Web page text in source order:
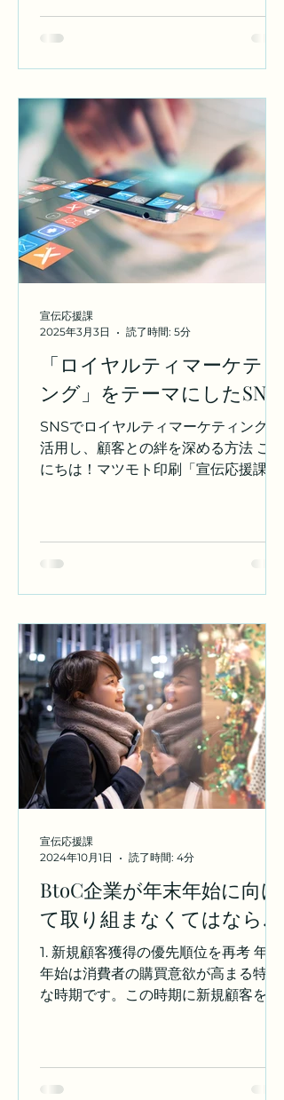
ベントです。 今回は、私たちがなぜ
案するのか、その理由と可能性を語ら
せてください！ 【1】商品ではなく“体
験＝シーン”が売れる時代。 今の消費
者は、ただ「モノを買う」のではな
く、「共感できるストーリー」や「推
しとつながる場」すなわち「コト」を
求めています。 マツモト印刷宣伝応援
課が提案するサブカルイベントには、
✔好きなキャラクターと一緒に楽しむ
り入れた拡散✔日常を忘れて没入でき
感情に訴える力」があります。 この体
験の中に自社の商品やブランドを自然
く“推したくなる商品”へと昇華できま
す。 【2】推し活 × 消費行動＝最強の
購買モチベ
「ロイヤルティマーケティ
ング」をテーマにしたSNS
活用法
SNSでロイヤルティマーケティングを
活用し、顧客との絆を深める方法 こん
にちは！マツモト印刷「宣伝応援課」
に対する長期的な関係を築くための戦
く、顧客が繰り返し自社の商品やサー
ビスを選んでくれるように仕掛けてい
くことがポイントです。SNSを使うこ
とで、より親近感を持たせ、顧客との
絆を深めることができます。それで
は、どのように実践すれば良いのでし
ょうか？ 1. ブランドストーリーをSNS
で伝える まず、SNSでブランドのスト
ーリーを伝えることが、ロイヤルティ
情報を発信するだけではなく、なぜそ
を込めているのか、ブランドの歴史や
背景を共有することで、お客様は感情
例えば、マツモト印刷では、環境に優
しい印刷技術を取り入れているという
背景があります。これ
宣伝応援課
2025年3月3日
読了時間: 5分
BtoC企業が年末年始に向け
て取り組まなくてはならな
い条件と新たな販売促進の
内容とは？
1. 新規顧客獲得の優先順位を再考 年末
年始は消費者の購買意欲が高まる特別
な時期です。この時期に新規顧客を獲
宣伝応援課
2024年10月1日
読了時間: 4分